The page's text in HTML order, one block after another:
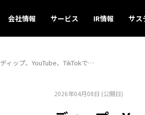
会社情報 サービス IR情報 サス
ディップ、YouTube、TikTokで…
2026年04月08日 (公開日)